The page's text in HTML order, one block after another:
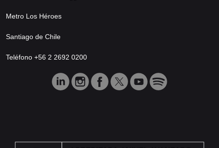
Metro Los Héroes
Santiago de Chile
Teléfono +56 2 2692 0200